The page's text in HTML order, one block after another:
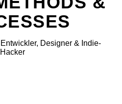
Designer & Indie-
Hacker